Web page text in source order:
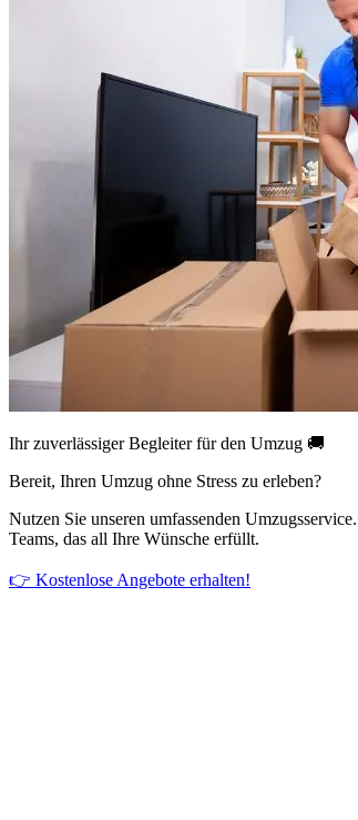
Ihr zuverlässiger Begleiter für den Umzug 🚚
Bereit, Ihren Umzug ohne Stress zu erleben?
Nutzen Sie unseren umfassenden
Teams, das all Ihre Wünsche erfüllt.
👉 Kostenlose Angebote erhalten!